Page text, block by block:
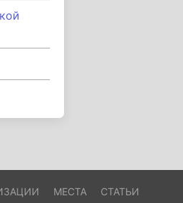
МЕСТА СТАТЬИ